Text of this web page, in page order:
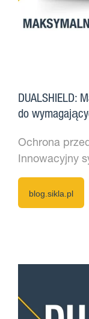
DUALSHIELD:
do
Ochrona
Innowacyjny
blog.sikla.pl